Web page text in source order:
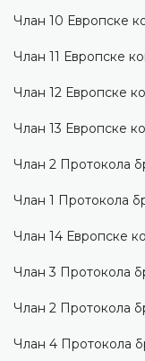
Члан 10 Европске
Члан 11 Европске
Члан 12 Европске
Члан 13 Европске
Члан 2 Протокола
Члан 1 Протокола
Члан 14 Европске
Члан 3 Протокола
Члан 2 Протокола
Члан 4 Протокола